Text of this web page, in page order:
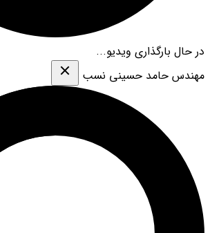
در حال بارگذاری ویدیو...
مهندس حامد حسینی نسب